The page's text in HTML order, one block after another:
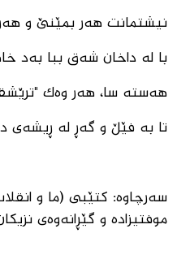
نیشتمانت هەر بمێنێ و
با لە داخان شەق ببا بەد
هەستە سا، هەر وەک
تا بە فێڵ و گەڕ لە ڕیشەی
موفتیزادە و گێڕانەوەی